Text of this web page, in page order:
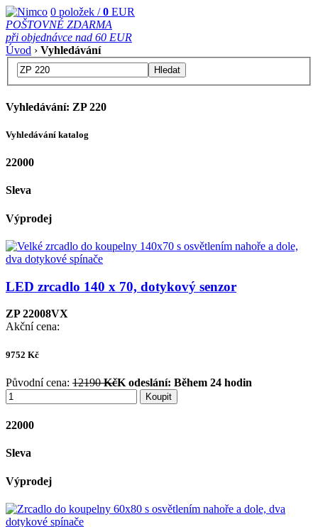
0 položek /0 EUR
POŠTOVNÉ ZDARMA
při objednávce nad 60 EUR
Úvod › Vyhledávání
Hledat
Vyhledávání: ZP 220
Vyhledávání katalog
22000
Sleva
Výprodej
LED zrcadlo 140 x 70, dotykový senzor
ZP 22008VX
Akční cena:
9752 Kč
Původní cena: 12190KčK odeslání: Během 24 hodin
Koupit
22000
Sleva
Výprodej